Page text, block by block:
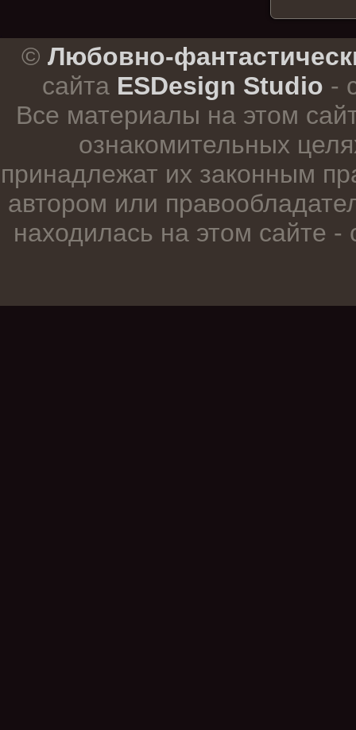
© Любовно-
сайта ESDesign Studio -
Все материалы на этом
ознакомительных
принадлежат их законным
автором или
находилась на этом сайте